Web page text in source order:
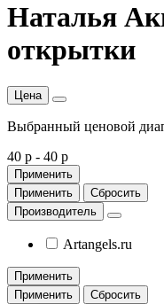
Наталья
открытки
Цена
Выбранный ценовой
40 р - 40 р
Применить
Применить
Сбросить
Производитель
Artangels.ru
Применить
Применить
Сбросить